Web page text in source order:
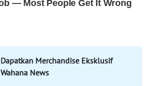
Dapatkan Merchandise Eksklusif
Wahana News